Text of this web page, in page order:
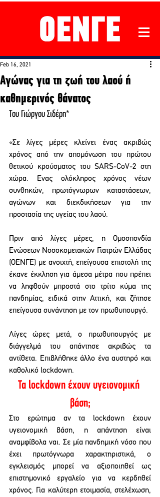
Αγώνας για τη ζωή του λαού ή
καθημερινός θάνατος
Feb 16, 2021
Του Γιώργου Σιδέρη*
«Σε λίγες μέρες κλείνει ένας ακριβώς
χρόνος από την απομόνωση του πρώτου
θετικού κρούσματος του SARS-CoV-2 στη
χώρα. Ενας ολόκληρος χρόνος νέων
συνθηκών, πρωτόγνωρων καταστάσεων,
αγώνων και διεκδικήσεων για την
προστασία της υγείας του λαού.
Πριν από λίγες μέρες, η Ομοσπονδία
Ενώσεων Νοσοκομειακών Γιατρών Ελλάδας
(ΟΕΝΓΕ) με ανοιχτή, επείγουσα επιστολή της
έκανε έκκληση για άμεσα μέτρα που πρέπει
να ληφθούν μπροστά στο τρίτο κύμα της
πανδημίας, ειδικά στην Αττική, και ζήτησε
επείγουσα συνάντηση με τον πρωθυπουργό.
Λίγες ώρες μετά, ο πρωθυπουργός με
διάγγελμά του απάντησε ακριβώς τα
αντίθετα. Επιβλήθηκε άλλο ένα αυστηρό και
καθολικό lockdown.
Τα lockdown έχουν υγειονομική
βάση;
Στο ερώτημα αν τα lockdown έχουν
υγειονομική βάση, η απάντηση είναι
αναμφίβολα ναι. Σε μία πανδημική νόσο που
έχει πρωτόγνωρα χαρακτηριστικά, ο
εγκλεισμός μπορεί να αξιοποιηθεί ως
επιστημονικό εργαλείο για να κερδηθεί
χρόνος. Για καλύτερη ετοιμασία, στελέχωση,